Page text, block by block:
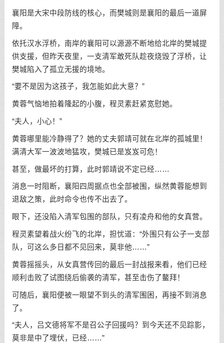
襄阳是大宋中段防线的核心，而樊城则是襄阳的最后一道屏
障。
依托汉水浮桥，南岸的襄阳可以源源不断地给北岸的樊城提
供支援，但昨天夜里，一支清军敢死队趁夜烧毁了浮桥，让
樊城陷入了孤立无援的境地。
“要不是因为这孩子，我怎能如此大意？”
黄蓉气恼地拍着隆起的小腹，程灵素赶紧宽慰她。
“夫人，小心！”
黄蓉哪里能冷静得了？她的丈夫郭靖可就在北岸的孤城里！
满清大军一波波地猛攻，樊城已是岌岌可危！
甚至，做最坏的打算，此时郭靖说不定已经……
消息一时阻断，襄阳四周据点也全部被围，纵然黄蓉能想到
退敌之策，此时命令也传不出去了。
眼下，还没陷入清军包围的部队，只有凌舟和他的女真营。
程灵素望着战火纷飞的北岸，担忧道：“外围只有公子一支部
队，可这么多日都不见回来，莫非他……”
黄蓉摇摇头，从女真营传回的最后一封战报来看，他们已经
顺利击败了试图绕后偷袭的清军，甚至击伤了鳌拜！
可随后，襄阳便被一眼望不到头的清军围困，再接不到消息
了。
“夫人，吕文德将军不是召公子回援吗？到今天还不见踪影，
莫非是中了埋伏，已经……”